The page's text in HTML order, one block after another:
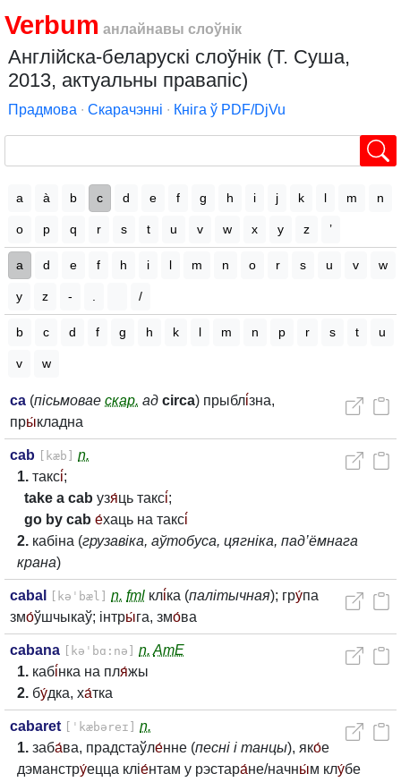
Verbum анлайнавы слоўнік
Англійска-беларускі слоўнік (Т. Суша,
2013, актуальны правапіс)
Прадмова ∙ Скарачэнні ∙ Кніга ў PDF/DjVu
a à b c d e f g h i j k l m n
o p q r s t u v w x y z ’
a d e f h i l m n o r s u v w
y z - /
b c d f g h k l m n p r s t u
v w
ca (пісьмовае скар. ад circa) прыблі́зна,
пры́кладна
cab [kæb]
n.
1. таксі́;
take a cab узя́ць таксі́;
go by cab е́хаць на таксі́
2. кабіна (грузавіка, аўтобуса, цягніка, пад’ёмнага
крана)
cabal [kəˈbæl] n. fml клі́ка (палітычная); гру́па
змо́ўшчыкаў; інтры́га, змо́ва
cabana [kəˈbɑ:nə] n. AmE
1. кабі́нка на пля́жы
2. бу́дка, ха́тка
cabaret [ˈkæbəreɪ]
n.
1. заба́ва, прадстаўле́нне (песні і танцы), яко́е
дэманстру́ецца кліе́нтам у рэстара́не/начны́м клу́бе